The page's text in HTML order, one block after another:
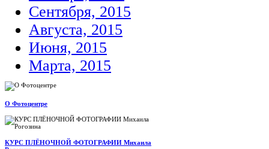
Сентября, 2015
Августа, 2015
Июня, 2015
Марта, 2015
О Фотоцентре
КУРС ПЛЁНОЧНОЙ ФОТОГРАФИИ Михаила